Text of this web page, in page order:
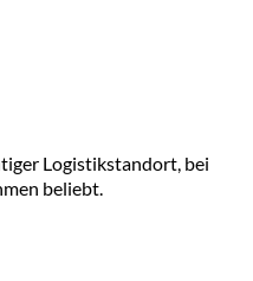
Logistikstandort, bei
beliebt.